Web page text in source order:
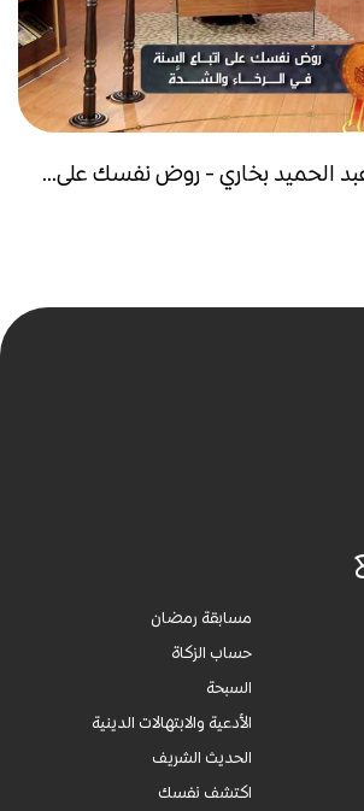
الحميد بخاري - روض نفسك على...
مسابقة رمضان
حساب الزكاة
السبحة
الأدعية والابتهالات الدينية
الحديث الشريف
اكتشف نفسك